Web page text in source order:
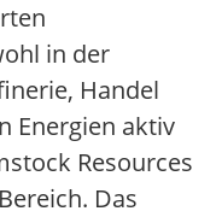
in der
Handel
Energien aktiv
Resources
Das